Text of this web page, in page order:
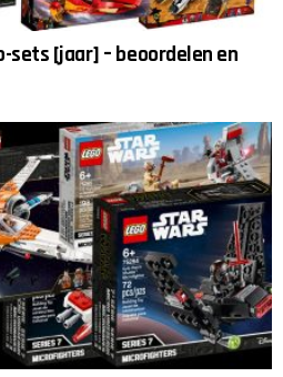
sets [jaar] – beoordelen en